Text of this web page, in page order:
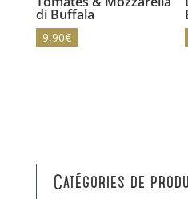
di Buffala
9,90€
Catégories de